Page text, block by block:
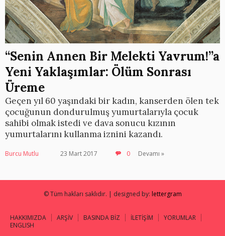
“Senin Annen Bir Melekti Yavrum!”a
Yeni Yaklaşımlar: Ölüm Sonrası
Üreme
Geçen yıl 60 yaşındaki bir kadın, kanserden ölen tek
çocuğunun dondurulmuş yumurtalarıyla çocuk
sahibi olmak istedi ve dava sonucu kızının
yumurtalarını kullanma iznini kazandı.
Burcu Mutlu 23 Mart 2017 0 Devamı »
© Tüm hakları saklıdır. | designed by: lettergram
HAKKIMIZDA ARŞİV BASINDA BİZ İLETİŞİM
YORUMLAR
ENGLISH